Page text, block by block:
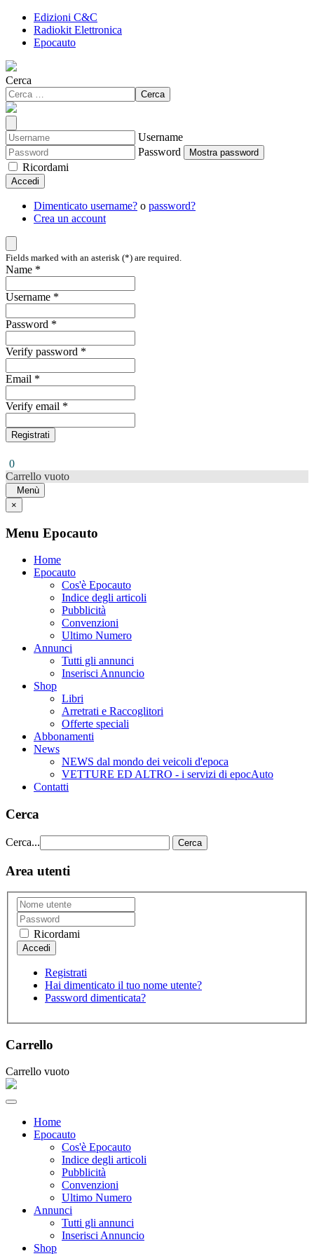
Edizioni C&C
Radiokit Elettronica
Epocauto
Cerca
Cerca
Username
Password
Mostra password
Ricordami
Accedi
Dimenticato username? o password?
Crea un account
Fields marked with an asterisk (*) are required.
Name *
Username *
Password *
Verify password *
Email *
Verify email *
Registrati
0
Carrello vuoto
Menù
×
Menu Epocauto
Home
Epocauto
Cos'è Epocauto
Indice degli articoli
Pubblicità
Convenzioni
Ultimo Numero
Annunci
Tutti gli annunci
Inserisci Annuncio
Shop
Libri
Arretrati e Raccoglitori
Offerte speciali
Abbonamenti
News
NEWS dal mondo dei veicoli d'epoca
VETTURE ED ALTRO - i servizi di epocAuto
Contatti
Cerca
Cerca... Cerca
Area utenti
Ricordami
Registrati
Hai dimenticato il tuo nome utente?
Password dimenticata?
Carrello
Carrello vuoto
Home
Epocauto
Cos'è Epocauto
Indice degli articoli
Pubblicità
Convenzioni
Ultimo Numero
Annunci
Tutti gli annunci
Inserisci Annuncio
Shop